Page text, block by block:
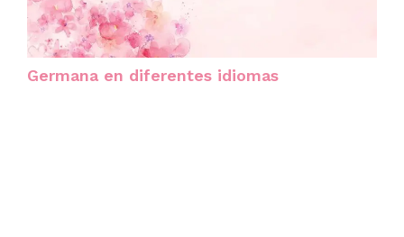
Germana en diferentes idiomas